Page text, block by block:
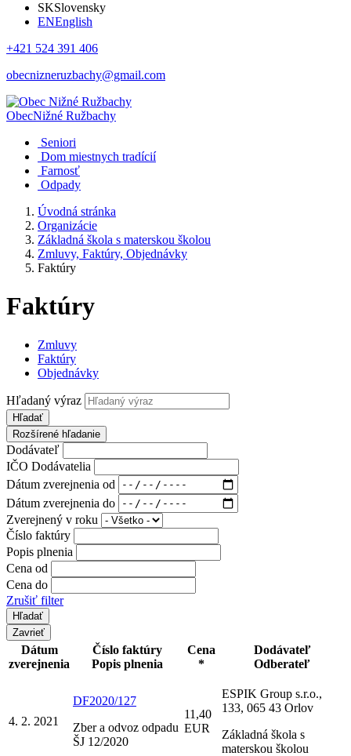
SKSlovensky
ENEnglish
+421 524 391 406
obecnizneruzbachy@gmail.com
ObecNižné Ružbachy
Seniori
Dom miestnych tradícií
Farnosť
Odpady
Úvodná stránka
Organizácie
Základná škola s materskou školou
Zmluvy, Faktúry, Objednávky
Faktúry
Faktúry
Zmluvy
Faktúry
Objednávky
Hľadaný výraz
Hľadať
Rozšírené hľadanie
Dodávateľ
IČO Dodávatelia
Dátum zverejnenia od
Dátum zverejnenia do
Zverejnený v roku
Číslo faktúry
Popis plnenia
Cena od
Cena do
Zrušiť filter
Zavrieť
Dátum
zverejnenia
Číslo faktúry
Popis plnenia
Cena
*
Dodávateľ
Odberateľ
4. 2. 2021
DF2020/127
Zber a odvoz odpadu
ŠJ 12/2020
11,40
EUR
ESPIK Group s.r.o.,
133, 065 43 Orlov
Základná škola s
materskou školou